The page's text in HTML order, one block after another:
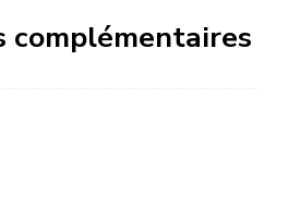
complémentaires